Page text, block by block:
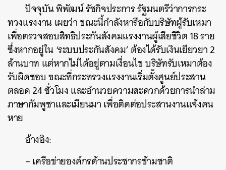
ปัจจุบัน พิพัฒน์ รัชกิจประการ รัฐมนตรีว่าการกระ
ทวงแรงงาน เผยว่า ขณะนี้กำลังหารือกับบริษัทผู้รับเหมา
เพื่อตรวจสอบสิทธิประกันสังคมแรงงานผู้เสียชีวิต 18 ราย
ซึ่งหากอยู่ใน ‘ระบบประกันสังคม’ ต้องได้รับเงินเยียวยา 2
ล้านบาท แต่หากไม่ได้อยู่ตามเงื่อนไข บริษัทรับเหมาต้อง
รับผิดชอบ ขณะที่กระทรวงแรงงานเริ่มตั้งศูนย์ประสาน
ตลอด 24 ชั่วโมง และอำนวยความสะดวกด้วยการนำล่าม
ภาษากัมพูชาและเมียนมา เพื่อติดต่อประสานงานแจ้งคน
หาย
อ้างอิง:
– เครือข่ายองค์กรด้านประชากรข้ามชาติ